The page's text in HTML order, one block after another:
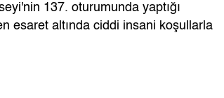
137. oturumunda yaptığı
esaret altında ciddi insani koşullarla